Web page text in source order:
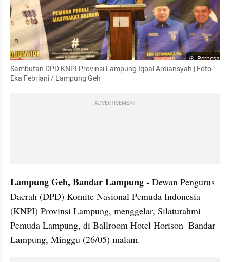
Perbesar
Sambutan DPD KNPI Provinsi Lampung Iqbal Ardiansyah | Foto :
Eka Febriani / Lampung Geh
ADVERTISEMENT
Lampung Geh, Bandar Lampung - Dewan Pengurus
Daerah (DPD) Komite Nasional Pemuda Indonesia
(KNPI) Provinsi Lampung, menggelar, Silaturahmi
Pemuda Lampung, di Ballroom Hotel Horison  Bandar
Lampung, Minggu (26/05) malam.